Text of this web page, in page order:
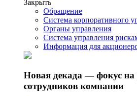
Закрыть
Обращение
Система корпоративного
Органы управления
Система управления
Информация для
Новая декада — фокус
сотрудников компании